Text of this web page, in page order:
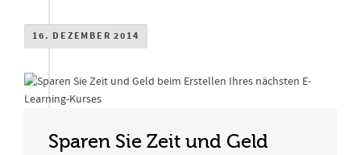
16. DEZEMBER 2014
Sparen Sie Zeit und Geld